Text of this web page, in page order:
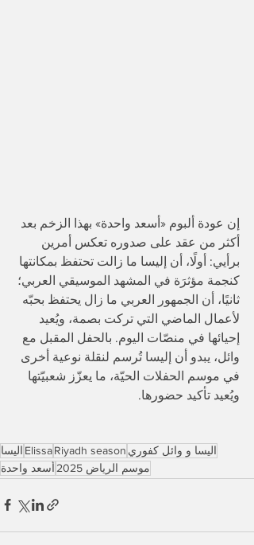
إن عودة ألبوم «أسعد واحدة» بهذا الزخم بعد
أكثر من عقد على صدوره تعكس أمرين
برأيي: أولًا، أن إليسا ما زالت تحتفظ بمكانتها
كنجمة مؤثرَة في المشهد الموسيقي العربي؛
ثانيًا، أن الجمهور العربي ما زال يحتفظ بحبّه
لأعمال الماضي التي تركت بصمة، ويُعيد
إحيائها في منصّات اليوم. بالحفل المقبل مع
وائل، يبدو أن إليسا تُرسم لنقلة نوعية أخرى
في موسم الحفلات الحيّة، ما يعزّز شعبيّتها
ويُعيد تأكيد حضورها.
اليسا ElissaRiyadh season اليسا و وائل كفوري
أسعد واحدة
موسم الرياض 2025